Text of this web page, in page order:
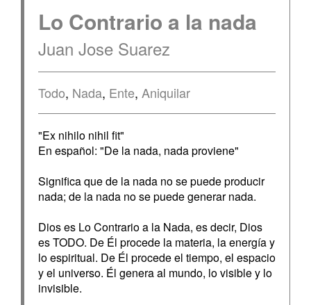
Lo Contrario a la nada
Juan Jose Suarez
Todo, Nada, Ente, Aniquilar
"Ex nihilo nihil fit"
En español: "De la nada, nada proviene"
Significa que de la nada no se puede producir
nada; de la nada no se puede generar nada.
Dios es Lo Contrario a la Nada, es decir, Dios
es TODO. De Él procede la materia, la energía y
lo espiritual. De Él procede el tiempo, el espacio
y el universo. Él genera al mundo, lo visible y lo
invisible.